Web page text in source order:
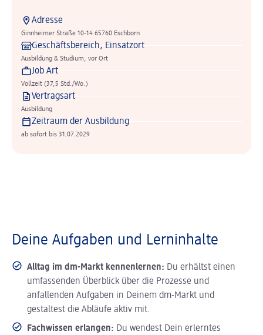
Adresse
Ginnheimer Straße 10-14 65760 Eschborn
Geschäftsbereich, Einsatzort
Ausbildung & Studium, vor Ort
Job Art
Vollzeit (37,5 Std./Wo.)
Vertragsart
Ausbildung
Zeitraum der Ausbildung
ab sofort bis 31.07.2029
Deine Aufgaben und Lerninhalte
Alltag im dm-Markt kennenlernen: Du erhältst einen
umfassenden Überblick über die Prozesse und
anfallenden Aufgaben in Deinem dm-Markt und
gestaltest die Abläufe aktiv mit.
Fachwissen erlangen: Du wendest Dein erlerntes